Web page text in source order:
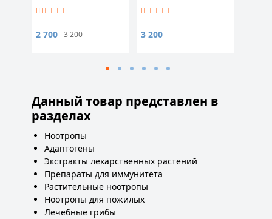
2 700 3 200 3 200
Данный товар представлен в
разделах
Ноотропы
Адаптогены
Экстракты лекарственных растений
Препараты для иммунитета
Растительные ноотропы
Ноотропы для пожилых
Лечебные грибы